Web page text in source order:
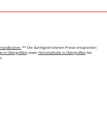
** Die durchgestrichenen Preise entsprechen
in Übergrößensowie Herrenschuhe in Übergrößenbei